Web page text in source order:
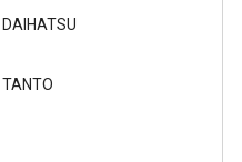
DAIHATSU
TANTO